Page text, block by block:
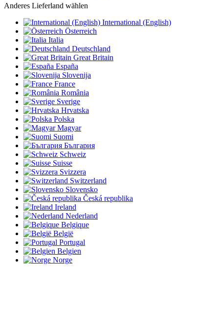
Anderes Lieferland wählen
International (English)
Österreich
Italia
Deutschland
Great Britain
España
Slovenija
France
România
Sverige
Hrvatska
Polska
Magyar
Suomi
България
Schweiz
Suisse
Svizzera
Switzerland
Slovensko
Česká republika
Ireland
Nederland
Belgique
België
Portugal
Belgien
Norge